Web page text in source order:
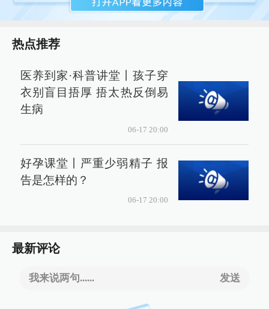
热点推荐
医养到家·科普讲堂丨孩子穿
衣别盲目捂厚 捂太热反倒易
生病
06-17 20:00
好孕课堂丨严重少弱精子 报
告是怎样的？
06-17 20:00
最新评论
我来说两句...... 发送